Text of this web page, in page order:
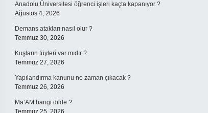
Anadolu Üniversitesi öğrenci işleri kaçta kapanıyor ?
Ağustos 4, 2026
Demans atakları nasıl olur ?
Temmuz 30, 2026
Kuşların tüyleri var mıdır ?
Temmuz 27, 2026
Yapılandırma kanunu ne zaman çıkacak ?
Temmuz 26, 2026
Ma’AM hangi dilde ?
Temmuz 25, 2026